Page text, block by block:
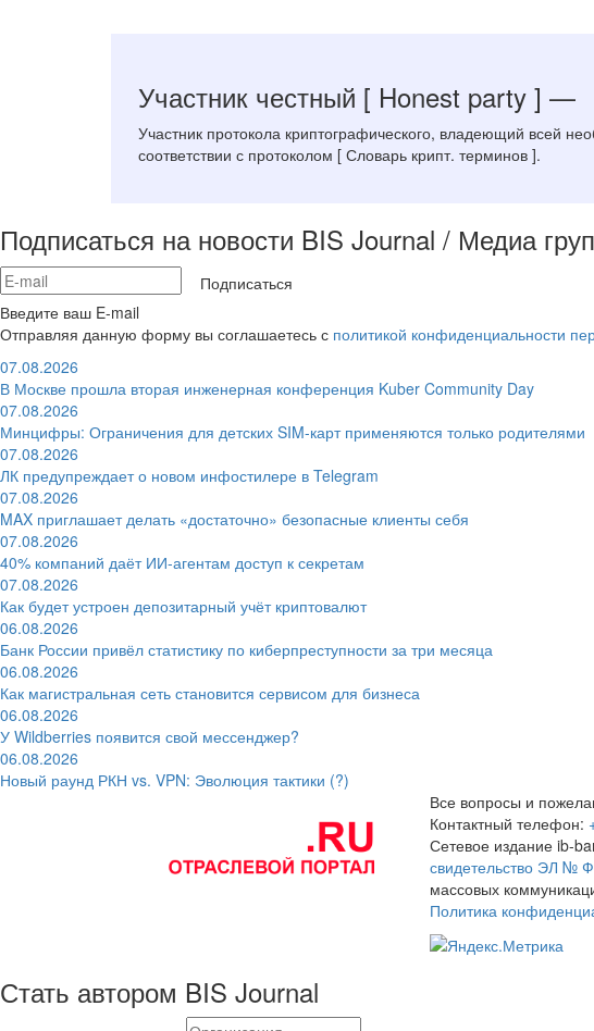
Участник честный [ Honest party ] —
Участник протокола криптографического, владеющий всей
соответствии с протоколом [ Словарь крипт. терминов ].
Подписаться на новости BIS Journal / Медиа
Подписаться
Введите ваш E-mail
Отправляя данную форму вы соглашаетесь с политикой конфиденциальности
07.08.2026
В Москве прошла вторая инженерная конференция Kuber Community Day
07.08.2026
Минцифры: Ограничения для детских SIM-карт применяются только родителями
07.08.2026
ЛК предупреждает о новом инфостилере в Telegram
07.08.2026
MAX приглашает делать «достаточно» безопасные клиенты себя
07.08.2026
40% компаний даёт ИИ‑агентам доступ к секретам
07.08.2026
Как будет устроен депозитарный учёт криптовалют
06.08.2026
Банк России привёл статистику по киберпреступности за три месяца
06.08.2026
Как магистральная сеть становится сервисом для бизнеса
06.08.2026
У Wildberries появится свой мессенджер?
06.08.2026
Новый раунд РКН vs. VPN: Эволюция тактики (?)
Все вопросы и
Контактный телефон:
Сетевое издание ib-
свидетельство ЭЛ №
массовых
Политика
Стать автором BIS Journal